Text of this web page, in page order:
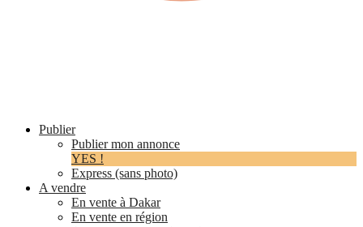
Publier
Publier mon annonce
YES !
Express (sans photo)
A vendre
En vente à Dakar
En vente en région